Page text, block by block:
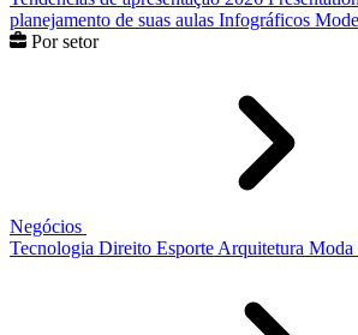
planejamento de suas aulas Infográficos
Por setor
Negócios
Tecnologia Direito Esporte Arquitetura Moda